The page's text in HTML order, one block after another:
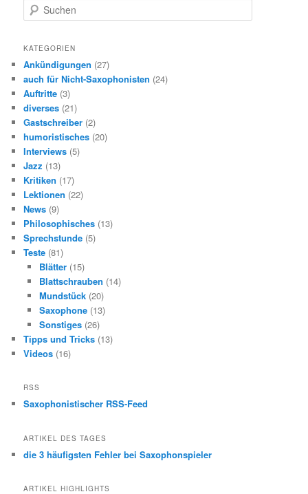
u
h
n
KATEGORIEN
Ankündigungen (27)
auch für Nicht-Saxophonisten (24)
Auftritte (3)
diverses (21)
Gastschreiber (2)
humoristisches (20)
Interviews (5)
Jazz (13)
Kritiken (17)
Lektionen (22)
News (9)
Philosophisches (13)
Sprechstunde (5)
Teste (81)
Blätter(15)
Blattschrauben (14)
Mundstück(20)
Saxophone(13)
Sonstiges(26)
Tipps und Tricks (13)
Videos (16)
RSS
Saxophonistischer RSS-Feed
ARTIKEL DES TAGES
die 3 häufigsten Fehler bei Saxophonspieler
ARTIKEL HIGHLIGHTS